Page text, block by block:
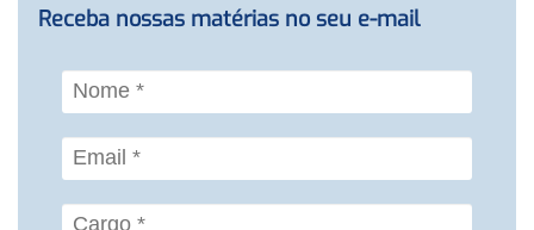
Receba nossas matérias no seu e-mail